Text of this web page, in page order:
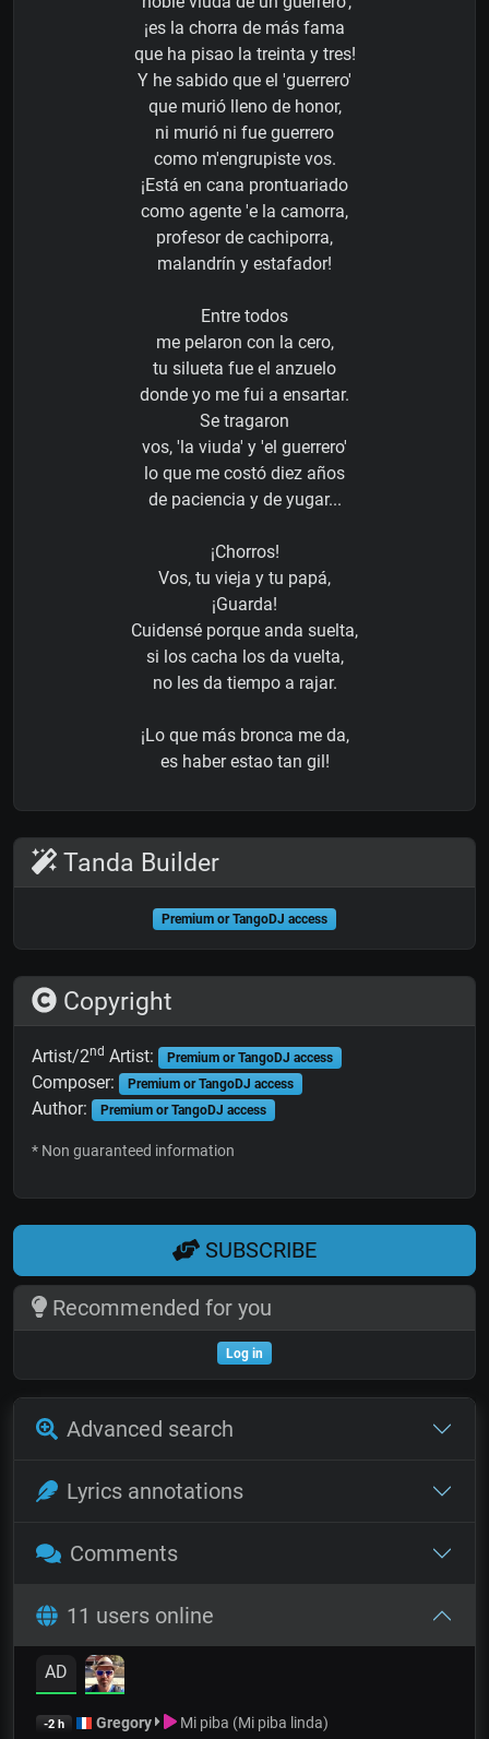
¡es la chorra de más fama
que ha pisao la treinta y tres!
Y he sabido que el 'guerrero'
que murió lleno de honor,
ni murió ni fue guerrero
como m'engrupiste vos.
¡Está en cana prontuariado
como agente 'e la camorra,
profesor de cachiporra,
malandrín y estafador!
Entre todos
me pelaron con la cero,
tu silueta fue el anzuelo
donde yo me fui a ensartar.
Se tragaron
vos, 'la viuda' y 'el guerrero'
lo que me costó diez años
de paciencia y de yugar...
¡Chorros!
Vos, tu vieja y tu papá,
¡Guarda!
Cuidensé porque anda suelta,
si los cacha los da vuelta,
no les da tiempo a rajar.
¡Lo que más bronca me da,
es haber estao tan gil!
Tanda Builder
Premium or TangoDJ access
Copyright
Artist/2nd Artist: Premium or TangoDJ access
Composer: Premium or TangoDJ access
Author: Premium or TangoDJ access
* Non guaranteed information
SUBSCRIBE
Recommended for you
Log in
Advanced search
Lyrics annotations
Comments
11 users online
AD
-2 h Gregory Mi piba (Mi piba linda)